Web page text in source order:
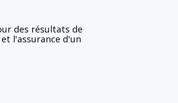
des résultats de
l'assurance d'un